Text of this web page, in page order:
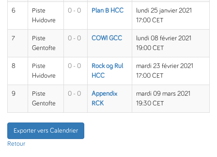
6
Piste
Hvidovre
0 - 0 Plan B HCC
lundi 25 janvier 2021
17:00 CET
7
Piste
Gentofte
0 - 0 COWI GCC
lundi 08 février 2021
19:00 CET
8
Piste
Hvidovre
0 - 0
Rock og Rul
HCC
mardi 23 février 2021
17:00 CET
9
Piste
Gentofte
0 - 0
Appendix
RCK
mardi 09 mars 2021
19:30 CET
Exporter vers Calendrier
Retour